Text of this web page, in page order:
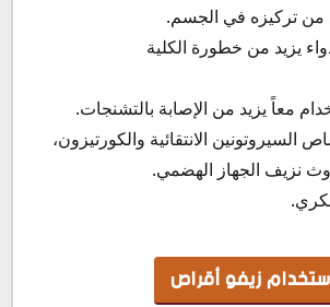
من تركيزه في الجسم.
يزيد من خطورة الكلية
معاً يزيد من الإصابة بالتشنجات.
السيروتونين الانتقائية والكورتيزون،
نزيف الجهاز الهضمي.
زيفو أقراص